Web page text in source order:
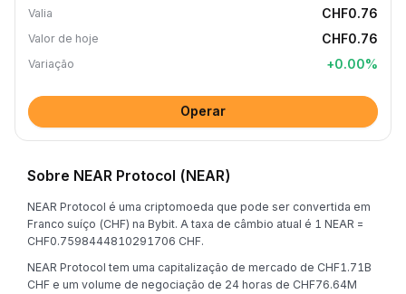
Valia CHF0.76
Valor de hoje CHF0.76
Variação +0.00%
Operar
Sobre NEAR Protocol (NEAR)
NEAR Protocol é uma criptomoeda que pode ser convertida em
Franco suíço (CHF) na Bybit. A taxa de câmbio atual é 1 NEAR =
CHF0.7598444810291706 CHF.
NEAR Protocol tem uma capitalização de mercado de CHF1.71B
CHF e um volume de negociação de 24 horas de CHF76.64M